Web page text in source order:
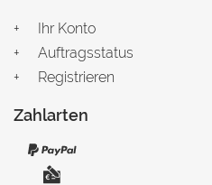
Ihr Konto
Auftragsstatus
Registrieren
Zahlarten